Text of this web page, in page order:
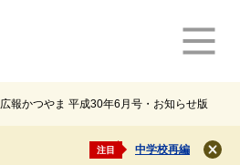
広報かつやま 平成30年6月号・お知らせ版
注目 中学校再編
閉